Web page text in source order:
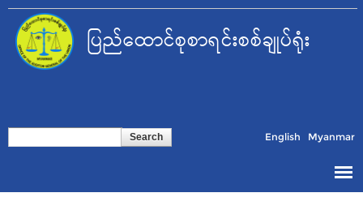
Skip to
content
ပြည်ထောင်စုစာရင်းစစ်ချုပ်ရုံး
Search form English Myanmar